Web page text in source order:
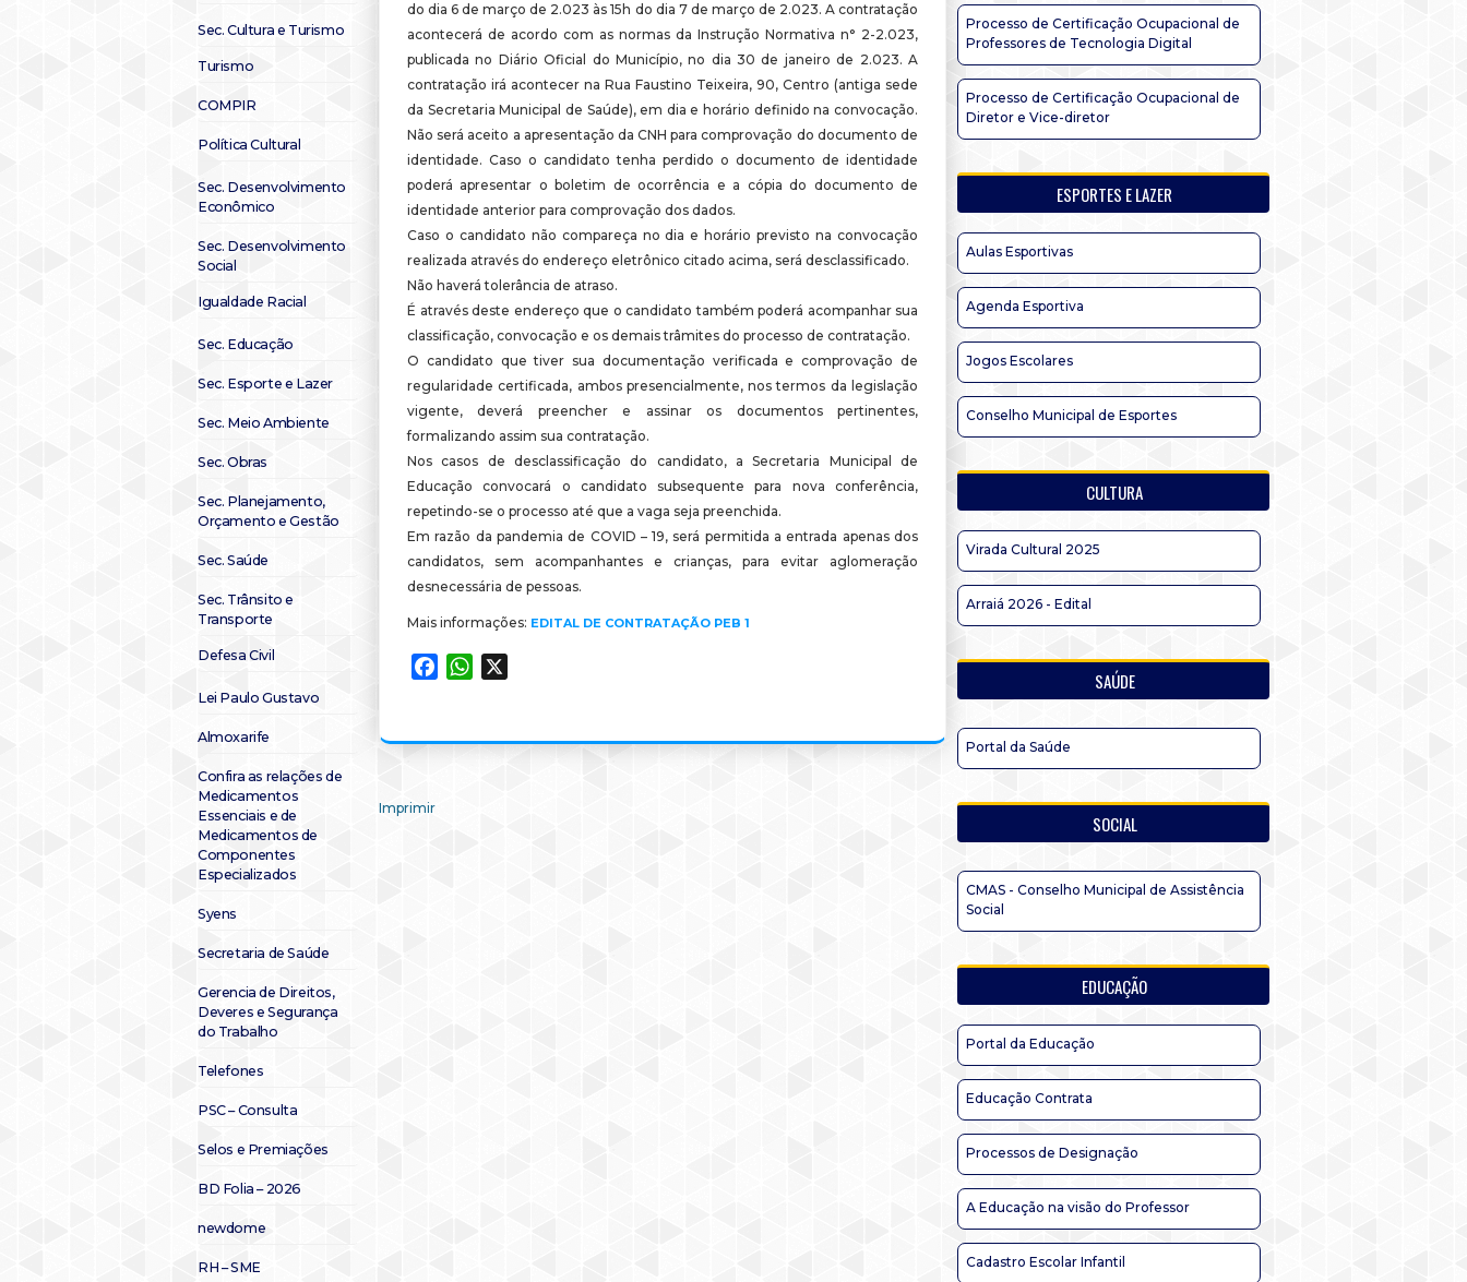
Sec. Cultura e Turismo
Turismo
COMPIR
Política Cultural
Sec. Desenvolvimento
Econômico
Sec. Desenvolvimento
Social
Igualdade Racial
Sec. Educação
Sec. Esporte e Lazer
Sec. Meio Ambiente
Sec. Obras
Sec. Planejamento,
Orçamento e Gestão
Sec. Saúde
Sec. Trânsito e
Transporte
Defesa Civil
Lei Paulo Gustavo
Almoxarife
Confira as relações de
Medicamentos
Essenciais e de
Medicamentos de
Componentes
Especializados
Syens
Secretaria de Saúde
Gerencia de Direitos,
Deveres e Segurança
do Trabalho
Telefones
PSC – Consulta
Selos e Premiações
BD Folia – 2026
newdome
RH – SME
do dia 6 de março de 2.023 às 15h do dia 7 de março de 2.023. A contratação
acontecerá de acordo com as normas da Instrução Normativa n° 2-2.023,
publicada no Diário Oficial do Município, no dia 30 de janeiro de 2.023. A
contratação irá acontecer na Rua Faustino Teixeira, 90, Centro (antiga sede
da Secretaria Municipal de Saúde), em dia e horário definido na convocação.
Não será aceito a apresentação da CNH para comprovação do documento de
identidade. Caso o candidato tenha perdido o documento de identidade
poderá apresentar o boletim de ocorrência e a cópia do documento de
identidade anterior para comprovação dos dados.
Caso o candidato não compareça no dia e horário previsto na convocação
realizada através do endereço eletrônico citado acima, será desclassificado.
Não haverá tolerância de atraso.
É através deste endereço que o candidato também poderá acompanhar sua
classificação, convocação e os demais trâmites do processo de contratação.
O candidato que tiver sua documentação verificada e comprovação de
regularidade certificada, ambos presencialmente, nos termos da legislação
vigente, deverá preencher e assinar os documentos pertinentes,
formalizando assim sua contratação.
Nos casos de desclassificação do candidato, a Secretaria Municipal de
Educação convocará o candidato subsequente para nova conferência,
repetindo-se o processo até que a vaga seja preenchida.
Em razão da pandemia de COVID – 19, será permitida a entrada apenas dos
candidatos, sem acompanhantes e crianças, para evitar aglomeração
desnecessária de pessoas.
Mais informações: EDITAL DE CONTRATAÇÃO PEB 1
FacebookWhatsApp
Imprimir
Processo de Certificação Ocupacional de
Professores de Tecnologia Digital
Processo de Certificação Ocupacional de
Diretor e Vice-diretor
ESPORTES E LAZER
Aulas Esportivas
Agenda Esportiva
Jogos Escolares
Conselho Municipal de Esportes
CULTURA
Virada Cultural 2025
Arraiá 2026 - Edital
SAÚDE
Portal da Saúde
SOCIAL
CMAS - Conselho Municipal de Assistência
Social
EDUCAÇÃO
Portal da Educação
Educação Contrata
Processos de Designação
A Educação na visão do Professor
Cadastro Escolar Infantil